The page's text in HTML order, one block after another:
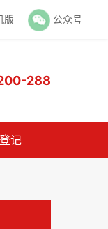
版 公众号
288
记